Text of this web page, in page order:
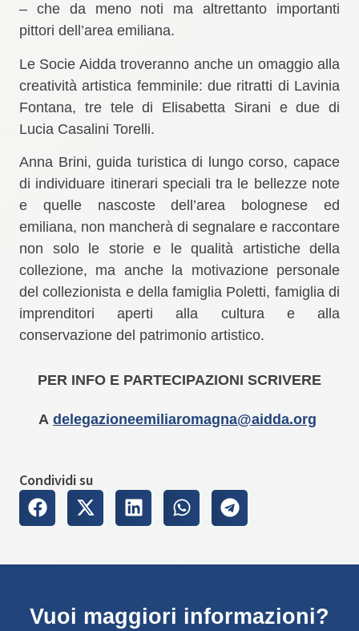
– che da meno noti ma altrettanto importanti
pittori dell’area emiliana.
Le Socie Aidda troveranno anche un omaggio alla
creatività artistica femminile: due ritratti di Lavinia
Fontana, tre tele di Elisabetta Sirani e due di
Lucia Casalini Torelli.
Anna Brini, guida turistica di lungo corso, capace
di individuare itinerari speciali tra le bellezze note
e quelle nascoste dell’area bolognese ed
emiliana, non mancherà di segnalare e raccontare
non solo le storie e le qualità artistiche della
collezione, ma anche la motivazione personale
del collezionista e della famiglia Poletti, famiglia di
imprenditori aperti alla cultura e alla
conservazione del patrimonio artistico.
PER INFO E PARTECIPAZIONI SCRIVERE
A delegazioneemiliaromagna@aidda.org
Condividi su
Vuoi maggiori informazioni?